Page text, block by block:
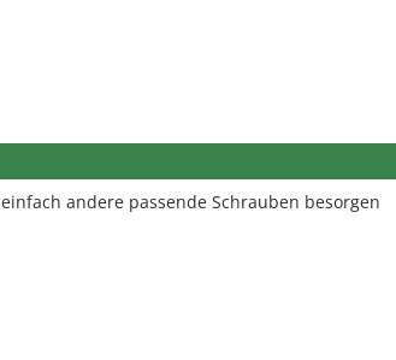
einfach andere passende Schrauben besorgen